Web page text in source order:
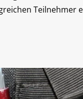
Teilnehmer